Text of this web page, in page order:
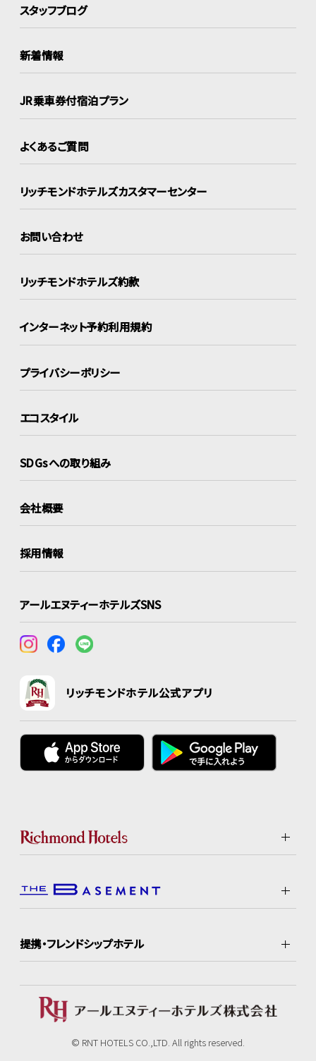
スタッフブログ
新着情報
JR乗車券付宿泊プラン
よくあるご質問
リッチモンドホテルズカスタマーセンター
お問い合わせ
リッチモンドホテルズ約款
インターネット予約利用規約
プライバシーポリシー
エコスタイル
SDGsへの取り組み
会社概要
採用情報
アールエヌティーホテルズSNS
リッチモンドホテル公式アプリ
提携・フレンドシップホテル
© RNT HOTELS CO.,LTD. All rights reserved.